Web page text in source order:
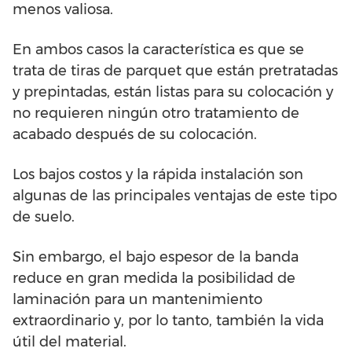
menos valiosa.
En ambos casos la característica es que se
trata de tiras de parquet que están pretratadas
y prepintadas, están listas para su colocación y
no requieren ningún otro tratamiento de
acabado después de su colocación.
Los bajos costos y la rápida instalación son
algunas de las principales ventajas de este tipo
de suelo.
Sin embargo, el bajo espesor de la banda
reduce en gran medida la posibilidad de
laminación para un mantenimiento
extraordinario y, por lo tanto, también la vida
útil del material.